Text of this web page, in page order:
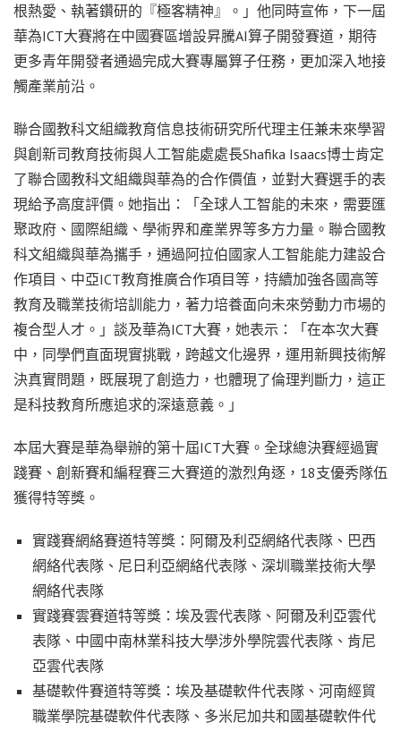
根熱愛、執著鑽研的『極客精神』。」他同時宣佈，下一屆
華為ICT大賽將在中國賽區增設昇騰AI算子開發賽道，期待
更多青年開發者通過完成大賽專屬算子任務，更加深入地接
觸產業前沿。
聯合國教科文組織教育信息技術研究所代理主任兼未來學習
與創新司教育技術與人工智能處處長Shafika Isaacs博士肯定
了聯合國教科文組織與華為的合作價值，並對大賽選手的表
現給予高度評價。她指出：「全球人工智能的未來，需要匯
聚政府、國際組織、學術界和產業界等多方力量。聯合國教
科文組織與華為攜手，通過阿拉伯國家人工智能能力建設合
作項目、中亞ICT教育推廣合作項目等，持續加強各國高等
教育及職業技術培訓能力，著力培養面向未來勞動力市場的
複合型人才。」談及華為ICT大賽，她表示：「在本次大賽
中，同學們直面現實挑戰，跨越文化邊界，運用新興技術解
決真實問題，既展現了創造力，也體現了倫理判斷力，這正
是科技教育所應追求的深遠意義。」
本屆大賽是華為舉辦的第十屆ICT大賽。全球總決賽經過實
踐賽、創新賽和編程賽三大賽道的激烈角逐，18支優秀隊伍
獲得特等獎。
實踐賽網絡賽道特等獎：阿爾及利亞網絡代表隊、巴西
網絡代表隊、尼日利亞網絡代表隊、深圳職業技術大學
網絡代表隊
實踐賽雲賽道特等獎：埃及雲代表隊、阿爾及利亞雲代
表隊、中國中南林業科技大學涉外學院雲代表隊、肯尼
亞雲代表隊
基礎軟件賽道特等獎：埃及基礎軟件代表隊、河南經貿
職業學院基礎軟件代表隊、多米尼加共和國基礎軟件代